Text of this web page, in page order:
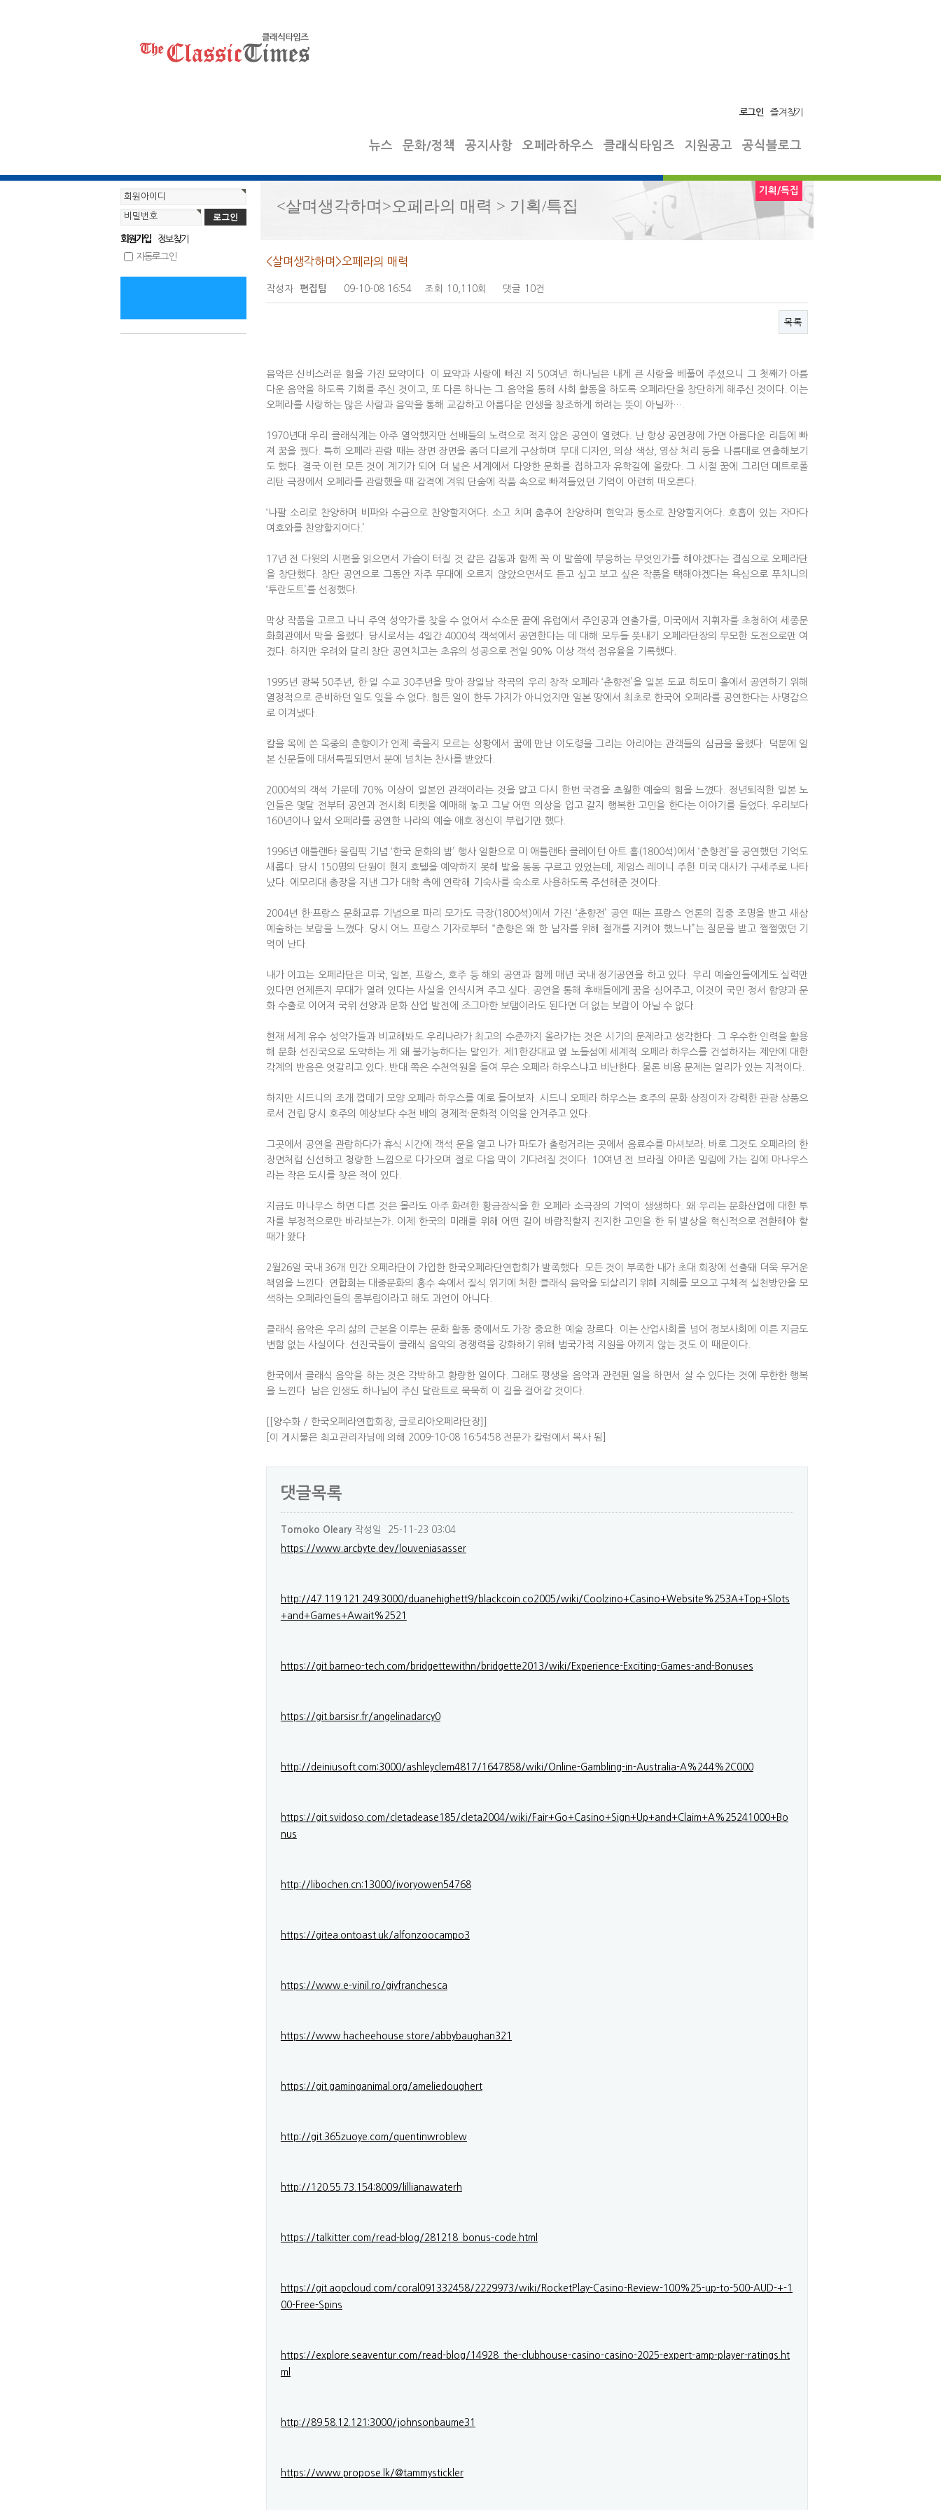
로그인 즐겨찾기
뉴스 문화/정책 공지사항 오페라하우스 클래식타임즈 지원공고 공식블로그
회원아이디
비밀번호
회원가입
정보찾기
자동로그인
<살며생각하며>오페라의 매력 > 기획/특집
기획/특집
<살며생각하며>오페라의 매력
작성자 편집팀 09-10-08 16:54 조회 10,110회 댓글 10건
목록
음악은 신비스러운 힘을 가진 묘약이다. 이 묘약과 사랑에 빠진 지 50여년. 하나님은 내게 큰 사랑을 베풀어 주셨으니 그 첫째가 아름
다운 음악을 하도록 기회를 주신 것이고, 또 다른 하나는 그 음악을 통해 사회 활동을 하도록 오페라단을 창단하게 해주신 것이다. 이는
오페라를 사랑하는 많은 사람과 음악을 통해 교감하고 아름다운 인생을 창조하게 하려는 뜻이 아닐까….
1970년대 우리 클래식계는 아주 열악했지만 선배들의 노력으로 적지 않은 공연이 열렸다. 난 항상 공연장에 가면 아름다운 리듬에 빠
져 꿈을 꿨다. 특히 오페라 관람 때는 장면 장면을 좀더 다르게 구상하며 무대 디자인, 의상 색상, 영상 처리 등을 나름대로 연출해보기
도 했다. 결국 이런 모든 것이 계기가 되어 더 넓은 세계에서 다양한 문화를 접하고자 유학길에 올랐다. 그 시절 꿈에 그리던 메트로폴
리탄 극장에서 오페라를 관람했을 때 감격에 겨워 단숨에 작품 속으로 빠져들었던 기억이 아련히 떠오른다.
‘나팔 소리로 찬양하며 비파와 수금으로 찬양할지어다. 소고 치며 춤추어 찬양하며 현악과 퉁소로 찬양할지어다. 호흡이 있는 자마다
여호와를 찬양할지어다.’
17년 전 다윗의 시편을 읽으면서 가슴이 터질 것 같은 감동과 함께 꼭 이 말씀에 부응하는 무엇인가를 해야겠다는 결심으로 오페라단
을 창단했다. 창단 공연으로 그동안 자주 무대에 오르지 않았으면서도 듣고 싶고 보고 싶은 작품을 택해야겠다는 욕심으로 푸치니의
‘투란도트’를 선정했다.
막상 작품을 고르고 나니 주역 성악가를 찾을 수 없어서 수소문 끝에 유럽에서 주인공과 연출가를, 미국에서 지휘자를 초청하여 세종문
화회관에서 막을 올렸다. 당시로서는 4일간 4000석 객석에서 공연한다는 데 대해 모두들 풋내기 오페라단장의 무모한 도전으로만 여
겼다. 하지만 우려와 달리 창단 공연치고는 초유의 성공으로 전일 90% 이상 객석 점유율을 기록했다.
1995년 광복 50주년, 한·일 수교 30주년을 맞아 장일남 작곡의 우리 창작 오페라 ‘춘향전’을 일본 도쿄 히도미 홀에서 공연하기 위해
열정적으로 준비하던 일도 잊을 수 없다. 힘든 일이 한두 가지가 아니었지만 일본 땅에서 최초로 한국어 오페라를 공연한다는 사명감으
로 이겨냈다.
칼을 목에 쓴 옥중의 춘향이가 언제 죽을지 모르는 상황에서 꿈에 만난 이도령을 그리는 아리아는 관객들의 심금을 울렸다. 덕분에 일
본 신문들에 대서특필되면서 분에 넘치는 찬사를 받았다.
2000석의 객석 가운데 70% 이상이 일본인 관객이라는 것을 알고 다시 한번 국경을 초월한 예술의 힘을 느꼈다. 정년퇴직한 일본 노
인들은 몇달 전부터 공연과 전시회 티켓을 예매해 놓고 그날 어떤 의상을 입고 갈지 행복한 고민을 한다는 이야기를 들었다. 우리보다
160년이나 앞서 오페라를 공연한 나라의 예술 애호 정신이 부럽기만 했다.
1996년 애틀랜타 올림픽 기념 ‘한국 문화의 밤’ 행사 일환으로 미 애틀랜타 클레이턴 아트 홀(1800석)에서 ‘춘향전’을 공연했던 기억도
새롭다. 당시 150명의 단원이 현지 호텔을 예약하지 못해 발을 동동 구르고 있었는데, 제임스 레이니 주한 미국 대사가 구세주로 나타
났다. 에모리대 총장을 지낸 그가 대학 측에 연락해 기숙사를 숙소로 사용하도록 주선해준 것이다.
2004년 한·프랑스 문화교류 기념으로 파리 모가도 극장(1800석)에서 가진 ‘춘향전’ 공연 때는 프랑스 언론의 집중 조명을 받고 새삼
예술하는 보람을 느꼈다. 당시 어느 프랑스 기자로부터 “춘향은 왜 한 남자를 위해 절개를 지켜야 했느냐”는 질문을 받고 쩔쩔맸던 기
억이 난다.
내가 이끄는 오페라단은 미국, 일본, 프랑스, 호주 등 해외 공연과 함께 매년 국내 정기공연을 하고 있다. 우리 예술인들에게도 실력만
있다면 언제든지 무대가 열려 있다는 사실을 인식시켜 주고 싶다. 공연을 통해 후배들에게 꿈을 심어주고, 이것이 국민 정서 함양과 문
화 수출로 이어져 국위 선양과 문화 산업 발전에 조그마한 보탬이라도 된다면 더 없는 보람이 아닐 수 없다.
현재 세계 유수 성악가들과 비교해봐도 우리나라가 최고의 수준까지 올라가는 것은 시기의 문제라고 생각한다. 그 우수한 인력을 활용
해 문화 선진국으로 도약하는 게 왜 불가능하다는 말인가. 제1한강대교 옆 노들섬에 세계적 오페라 하우스를 건설하자는 제안에 대한
각계의 반응은 엇갈리고 있다. 반대 쪽은 수천억원을 들여 무슨 오페라 하우스냐고 비난한다. 물론 비용 문제는 일리가 있는 지적이다.
하지만 시드니의 조개 껍데기 모양 오페라 하우스를 예로 들어보자. 시드니 오페라 하우스는 호주의 문화 상징이자 강력한 관광 상품으
로서 건립 당시 호주의 예상보다 수천 배의 경제적·문화적 이익을 안겨주고 있다.
그곳에서 공연을 관람하다가 휴식 시간에 객석 문을 열고 나가 파도가 출렁거리는 곳에서 음료수를 마셔보라. 바로 그것도 오페라의 한
장면처럼 신선하고 청량한 느낌으로 다가오며 절로 다음 막이 기다려질 것이다. 10여년 전 브라질 아마존 밀림에 가는 길에 마나우스
라는 작은 도시를 찾은 적이 있다.
지금도 마나우스 하면 다른 것은 몰라도 아주 화려한 황금장식을 한 오페라 소극장의 기억이 생생하다. 왜 우리는 문화산업에 대한 투
자를 부정적으로만 바라보는가. 이제 한국의 미래를 위해 어떤 길이 바람직할지 진지한 고민을 한 뒤 발상을 혁신적으로 전환해야 할
때가 왔다.
2월26일 국내 36개 민간 오페라단이 가입한 한국오페라단연합회가 발족했다. 모든 것이 부족한 내가 초대 회장에 선출돼 더욱 무거운
책임을 느낀다. 연합회는 대중문화의 홍수 속에서 질식 위기에 처한 클래식 음악을 되살리기 위해 지혜를 모으고 구체적 실천방안을 모
색하는 오페라인들의 몸부림이라고 해도 과언이 아니다.
클래식 음악은 우리 삶의 근본을 이루는 문화 활동 중에서도 가장 중요한 예술 장르다. 이는 산업사회를 넘어 정보사회에 이른 지금도
변함 없는 사실이다. 선진국들이 클래식 음악의 경쟁력을 강화하기 위해 범국가적 지원을 아끼지 않는 것도 이 때문이다.
한국에서 클래식 음악을 하는 것은 각박하고 황량한 일이다. 그래도 평생을 음악과 관련된 일을 하면서 살 수 있다는 것에 무한한 행복
을 느낀다. 남은 인생도 하나님이 주신 달란트로 묵묵히 이 길을 걸어갈 것이다.
[[양수화 / 한국오페라연합회장, 글로리아오페라단장]]
[이 게시물은 최고관리자님에 의해 2009-10-08 16:54:58 전문가 칼럼에서 복사 됨]
댓글목록
Tomoko Oleary작성일
25-11-23 03:04
https://www.arcbyte.dev/louveniasasser
http://47.119.121.249:3000/duanehighett9/blackcoin.co2005/wiki/Coolzino+Casino+Website%253A+Top+Slots
+and+Games+Await%2521
https://git.barneo-tech.com/bridgettewithn/bridgette2013/wiki/Experience-Exciting-Games-and-Bonuses
https://git.barsisr.fr/angelinadarcy0
http://deiniusoft.com:3000/ashleyclem4817/1647858/wiki/Online-Gambling-in-Australia-A%244%2C000
https://git.svidoso.com/cletadease185/cleta2004/wiki/Fair+Go+Casino+Sign+Up+and+Claim+A%25241000+Bo
nus
http://libochen.cn:13000/ivoryowen54768
https://gitea.ontoast.uk/alfonzoocampo3
https://www.e-vinil.ro/giyfranchesca
https://www.hacheehouse.store/abbybaughan321
https://git.gaminganimal.org/ameliedoughert
http://git.365zuoye.com/quentinwroblew
http://120.55.73.154:8009/lillianawaterh
https://talkitter.com/read-blog/281218_bonus-code.html
https://git.aopcloud.com/coral091332458/2229973/wiki/RocketPlay-Casino-Review-100%25-up-to-500-AUD-+-1
00-Free-Spins
https://explore.seaventur.com/read-blog/14928_the-clubhouse-casino-casino-2025-expert-amp-player-ratings.ht
ml
http://89.58.12.121:3000/johnsonbaume31
https://www.propose.lk/@tammystickler